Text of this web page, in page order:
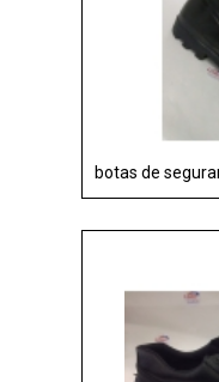
botas de